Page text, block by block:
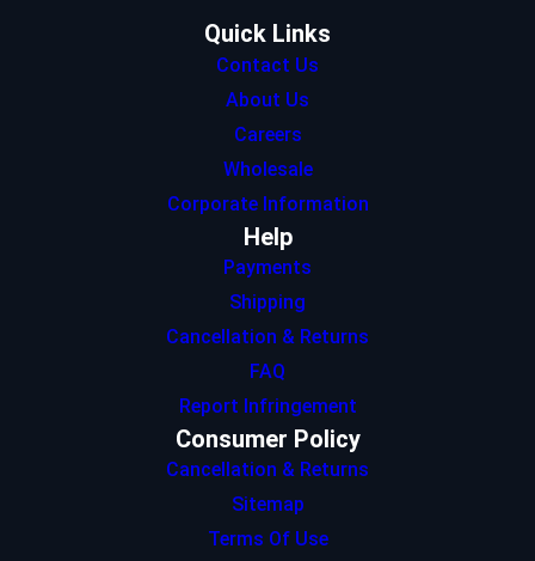
Quick Links
Contact Us
About Us
Careers
Wholesale
Corporate Information
Help
Payments
Shipping
Cancellation & Returns
FAQ
Report Infringement
Consumer Policy
Cancellation & Returns
Sitemap
Terms Of Use